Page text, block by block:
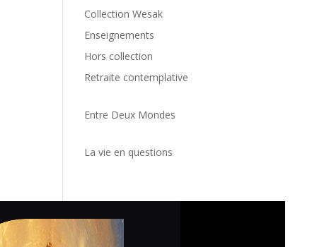
Collection Wesak
Enseignements
Hors collection
Retraite contemplative
Entre Deux Mondes
La vie en questions